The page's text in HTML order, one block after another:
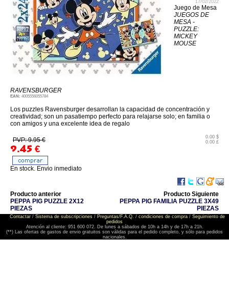
17/02/2022
Juego de Mesa
JUEGOS DE
MESA -
PUZZLE:
MICKEY
MOUSE
RAVENSBURGER
EAN: 4005556055784
Los puzzles Ravensburger desarrollan la capacidad de concentración y
creatividad; son un pasatiempo perfecto para relajarse solo; en familia o
con amigos y una excelente idea de regalo
PVP: 9.95 €
9.45 €
0.00 $
0.00 £
En stock. Envio inmediato
Producto anterior
PEPPA PIG PUZZLE 2X12
PIEZAS
Producto Siguiente
PEPPA PIG FAMILIA PUZZLE 3X49
PIEZAS
Contactar/ Sistema de subscripciones/ Preguntas/F.A.Q. / condiciones de compra/ Seguimiento de
pedidos
Atención al cliente: 951 600 072. De lunes a sábados de 10h a 14h y de 17h a 21h.
(**) Las ofertas de gastos de envio gratuitos son válidas para el pedido completo, y sólo para pedidos
nacionales.